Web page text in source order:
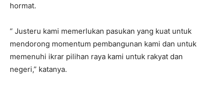
hormat.
“ Justeru kami memerlukan pasukan yang kuat untuk
mendorong momentum pembangunan kami dan untuk
memenuhi ikrar pilihan raya kami untuk rakyat dan
negeri,” katanya.